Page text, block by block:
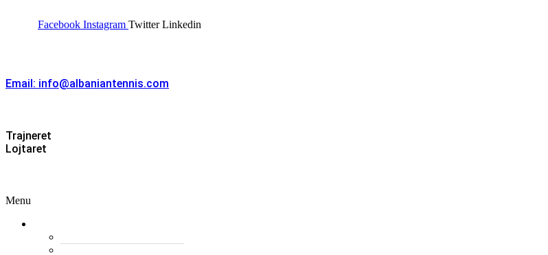
Facebook Instagram Twitter Linkedin
Email: info@albaniantennis.com
Trajneret
Lojtaret
Menu